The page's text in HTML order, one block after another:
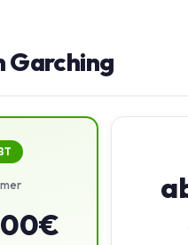
Garching